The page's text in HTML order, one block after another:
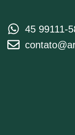
45 99111-